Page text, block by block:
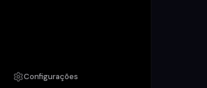
Configurações